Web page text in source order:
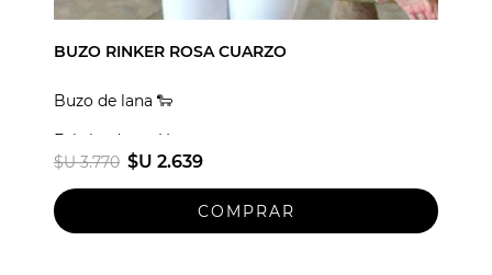
BUZO RINKER ROSA CUARZO
Buzo de lana 🐑
Fabricado en Uruguay
$U 3.770 $U 2.639